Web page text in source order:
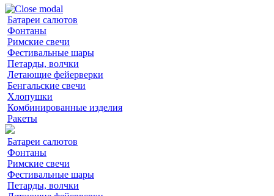
Батареи салютов
Фонтаны
Римские свечи
Фестивальные шары
Петарды, волчки
Летающие фейерверки
Бенгальские свечи
Хлопушки
Комбинированные изделия
Ракеты
Батареи салютов
Фонтаны
Римские свечи
Фестивальные шары
Петарды, волчки